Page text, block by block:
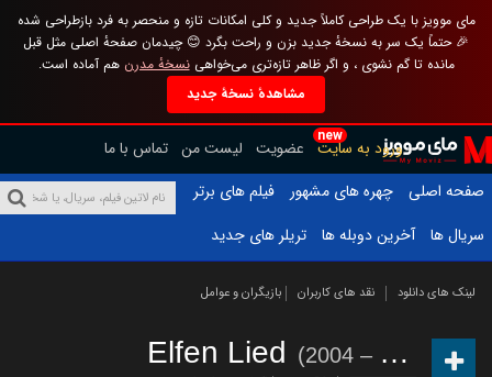
مای موویز با یک طراحی کاملاً جدید و کلی امکانات تازه و منحصر به فرد بازطراحی شده
🎉 حتماً یک سر به نسخهٔ جدید بزن و راحت بگرد 😊 چیدمان صفحهٔ اصلی مثل قبل
مانده تا گم نشوی ، و اگر ظاهر تازه‌تری می‌خواهینسخهٔ مدرن هم آماده است.
مشاهدهٔ نسخهٔ جدید
new
ورود به سایت عضویت لیست من تماس با ما
صفحه اصلی
چهره های مشهور
فیلم های برتر
سریال ها
آخرین دوبله ها تریلر های جدید
لینک های دانلود نقد های کاربران بازیگران و عوامل
Elfen Lied (2004 – 2004)